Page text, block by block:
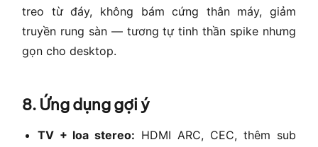
treo từ đáy, không bám cứng thân máy, giảm
truyền rung sàn — tương tự tinh thần spike nhưng
gọn cho desktop.
8. Ứng dụng gợi ý
TV + loa stereo: HDMI ARC, CEC, thêm sub